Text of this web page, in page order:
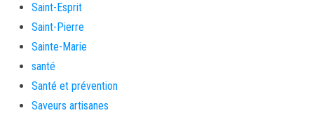
Saint-Esprit
Saint-Pierre
Sainte-Marie
santé
Santé et prévention
Saveurs artisanes